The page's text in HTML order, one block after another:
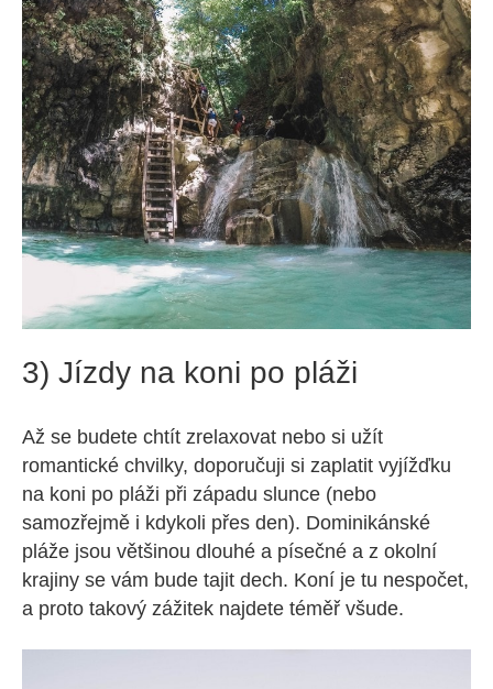
3) Jízdy na koni po pláži
Až se budete chtít zrelaxovat nebo si užít
romantické chvilky, doporučuji si zaplatit vyjížďku
na koni po pláži při západu slunce (nebo
samozřejmě i kdykoli přes den). Dominikánské
pláže jsou většinou dlouhé a písečné a z okolní
krajiny se vám bude tajit dech. Koní je tu nespočet,
a proto takový zážitek najdete téměř všude.